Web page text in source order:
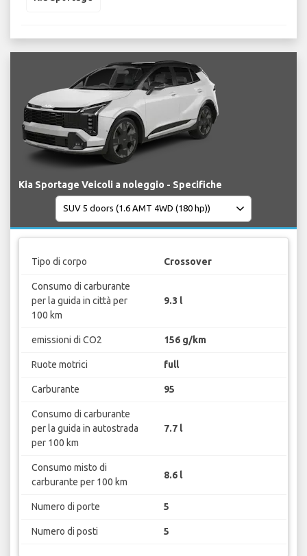
Kia Sportage Veicoli a noleggio - Specifiche
Tipo di corpo Crossover
Consumo di carburante
per la guida in città per
100 km
9.3 l
emissioni di CO2 156 g/km
Ruote motrici full
Carburante 95
Consumo di carburante
per la guida in autostrada
per 100 km
7.7 l
Consumo misto di
carburante per 100 km
8.6 l
Numero di porte 5
Numero di posti 5